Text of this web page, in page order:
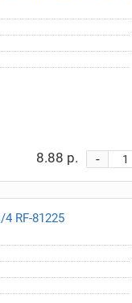
8.88 р. -
RF-81225